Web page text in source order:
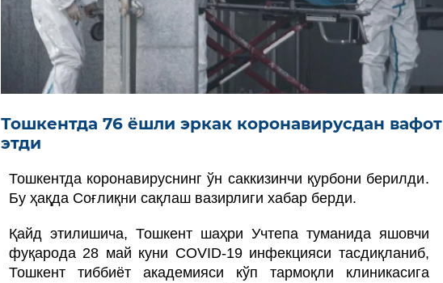
Тошкентда 76 ёшли эркак коронавирусдан вафот
этди
Тошкентда коронавируснинг ўн саккизинчи қурбони берилди.
Бу ҳақда Соғлиқни сақлаш вазирлиги хабар берди.
Қайд этилишича, Тошкент шаҳри Учтепа туманида яшовчи
фуқарода 28 май куни COVID-19 инфекцияси тасдиқланиб,
Тошкент тиббиёт академияси кўп тармоқли клиникасига